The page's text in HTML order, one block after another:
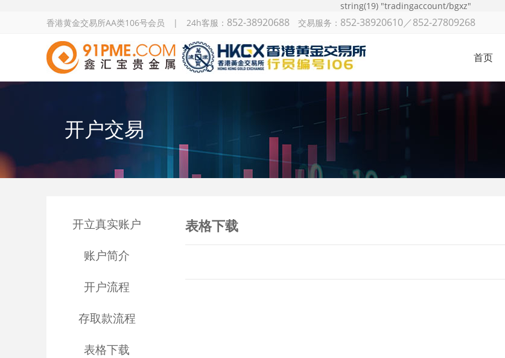
香港黄金交易所AA类106号会员 | 24h客服： 852-38920688 交易服务： 852-38920610／852-27809268
首页
开户交易
开立真实账户
账户简介
开户流程
存取款流程
表格下载
表格下载